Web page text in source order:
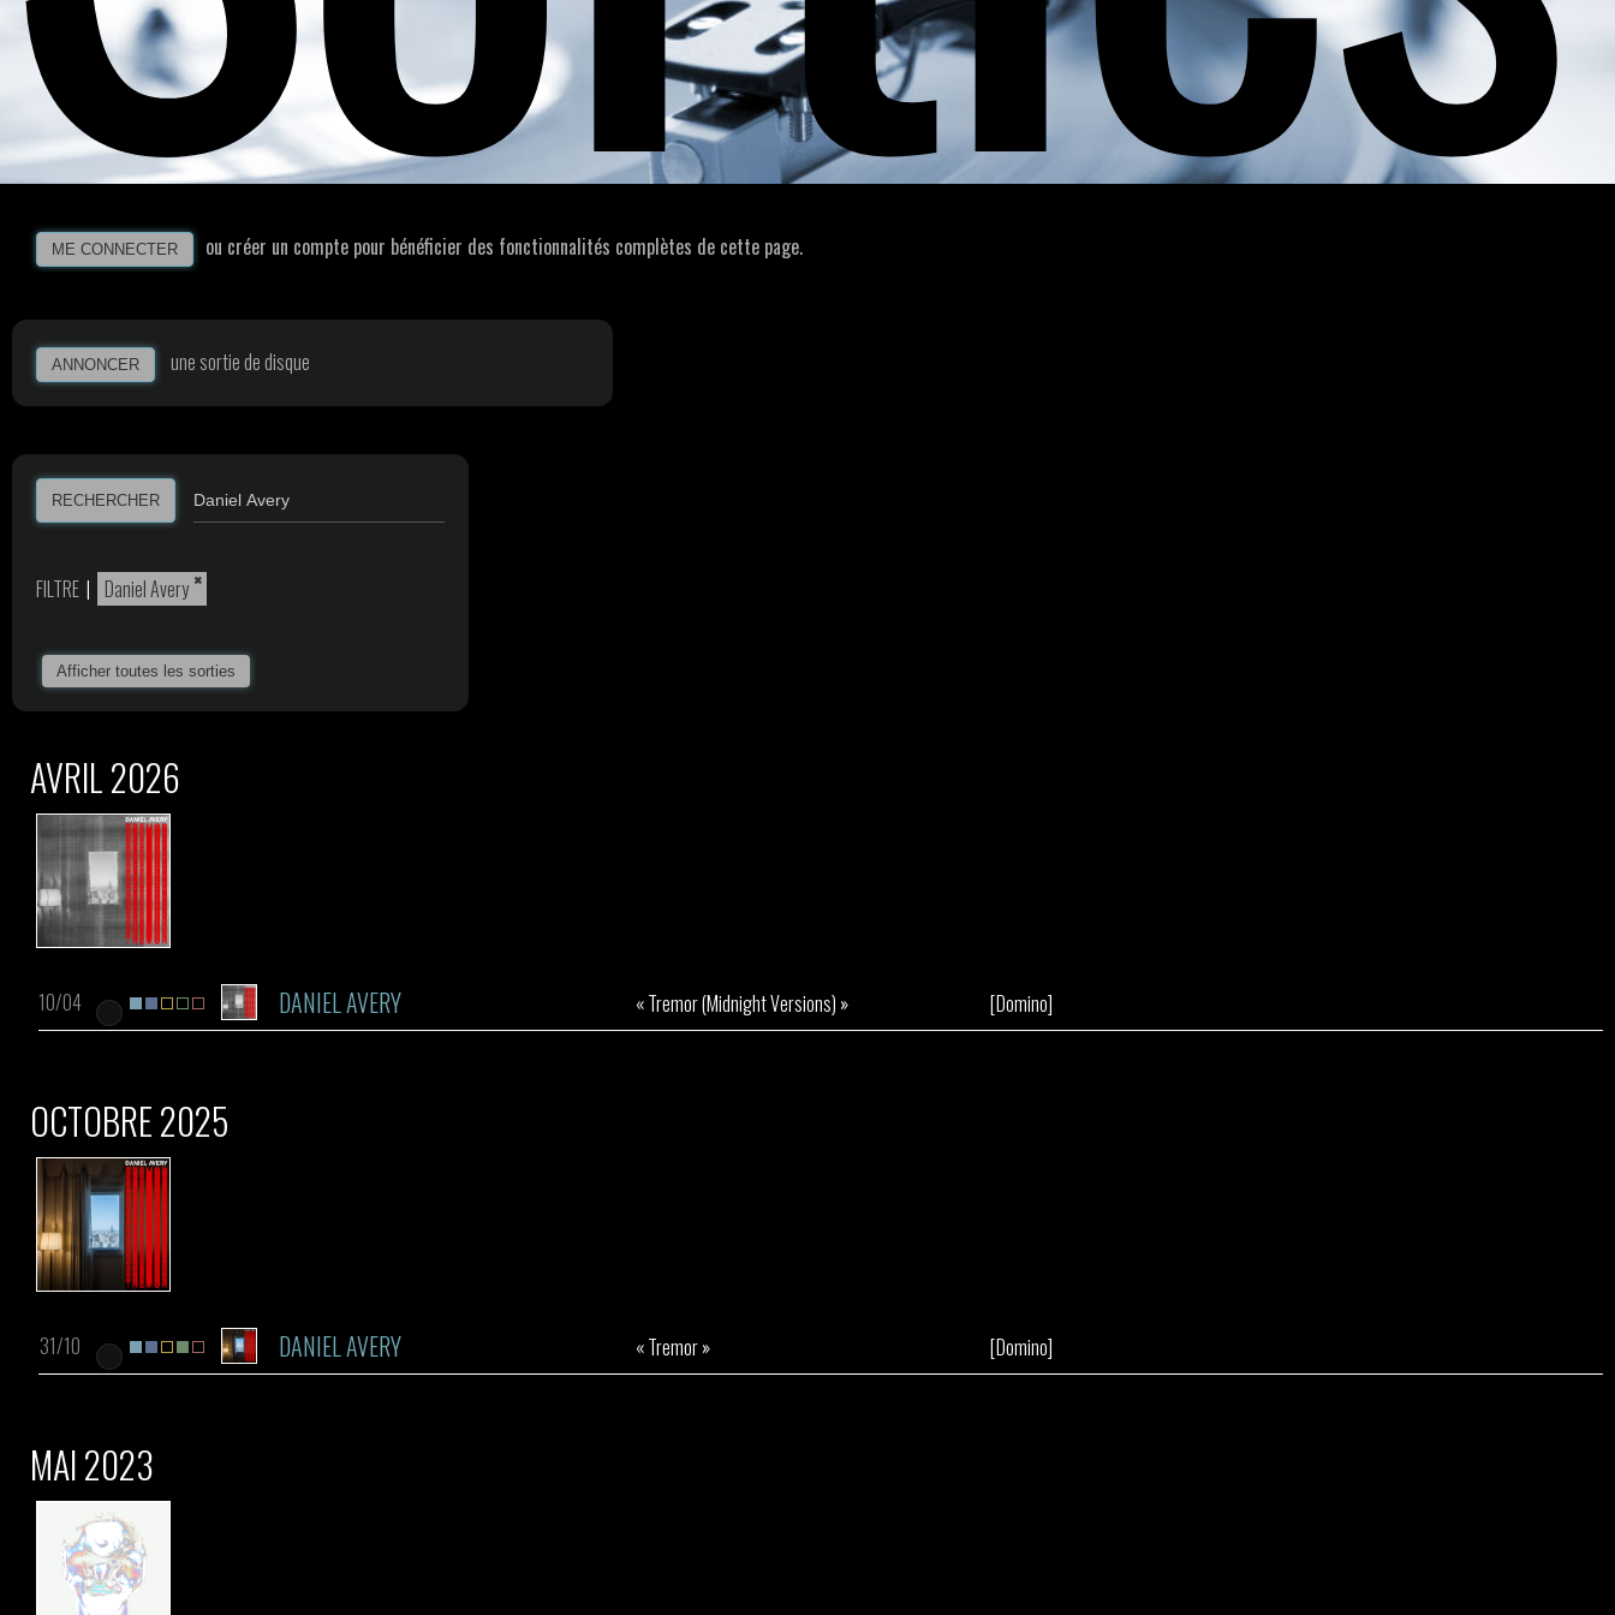
ME CONNECTER ou créer un compte pour bénéficier des fonctionnalités complètes de cette page.
ANNONCER une sortie de disque
RECHERCHER
FILTRE | ×
Daniel Avery
Afficher toutes les sorties
AVRIL 2026
10/04 DANIEL AVERY « Tremor (Midnight Versions) » [Domino]
OCTOBRE 2025
31/10 DANIEL AVERY « Tremor » [Domino]
MAI 2023